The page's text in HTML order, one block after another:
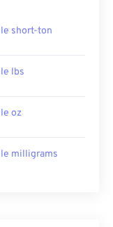
short-ton
lbs
oz
milligrams